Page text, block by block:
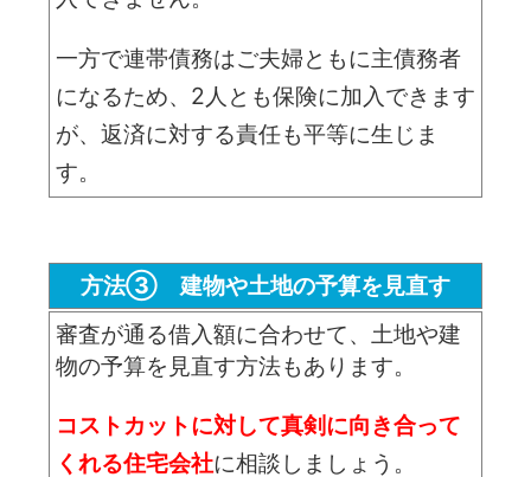
一方で連帯債務はご夫婦ともに主債務者
になるため、2人とも保険に加入できます
が、返済に対する責任も平等に生じま
す。
方法③ 建物や土地の予算を見直す
審査が通る借入額に合わせて、土地や建
物の予算を見直す方法もあります。
コストカットに対して真剣に向き合って
くれる住宅会社に相談しましょう。